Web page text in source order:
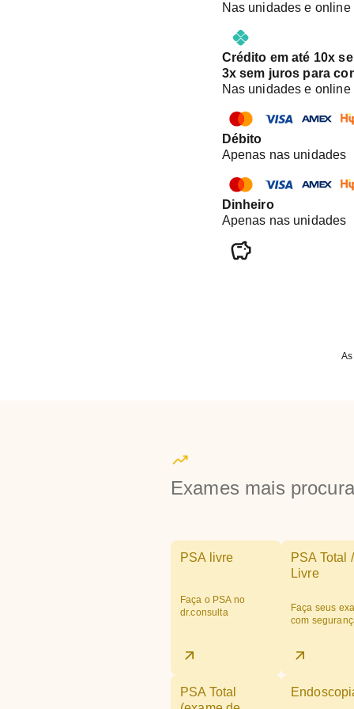
Nas unidades e online
Crédito em até 10x
3x sem juros para
Nas unidades e online
Débito
Apenas nas unidades
Dinheiro
Apenas nas unidades
Exames mais
PSA livre
Faça o PSA no
dr.consulta
PSA Total /
Livre
Faça seus
com
PSA Total